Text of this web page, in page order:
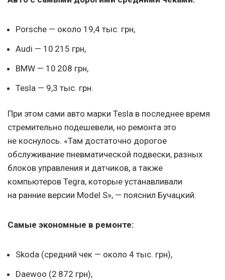
Porsche — около 19,4 тыс. грн,
Audi — 10 215 грн,
BMW — 10 208 грн,
Tesla — 9,3 тыс. грн.
При этом сами авто марки Tesla в последнее время
стремительно подешевели, но ремонта это
не коснулось. «Там достаточно дорогое
обслуживание пневматической подвески, разных
блоков управления и датчиков, а также
компьютеров Tegra, которые устанавливали
на ранние версии Model S», — пояснил Бучацкий.
Самые экономные в ремонте:
Skoda (средний чек — около 4 тыс. грн),
Daewoo (2 872 грн),